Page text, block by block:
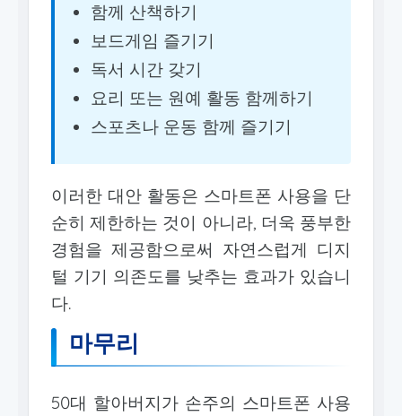
함께 산책하기
보드게임 즐기기
독서 시간 갖기
요리 또는 원예 활동 함께하기
스포츠나 운동 함께 즐기기
이러한 대안 활동은 스마트폰 사용을 단
순히 제한하는 것이 아니라, 더욱 풍부한
경험을 제공함으로써 자연스럽게 디지
털 기기 의존도를 낮추는 효과가 있습니
다.
마무리
50대 할아버지가 손주의 스마트폰 사용